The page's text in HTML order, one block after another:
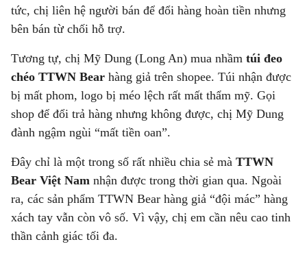
tức, chị liên hệ người bán để đổi hàng hoàn tiền nhưng
bên bán từ chối hỗ trợ.
Tương tự, chị Mỹ Dung (Long An) mua nhầm túi đeo
chéo TTWN Bear hàng giả trên shopee. Túi nhận được
bị mất phom, logo bị méo lệch rất mất thẩm mỹ. Gọi
shop để đổi trả hàng nhưng không được, chị Mỹ Dung
đành ngậm ngùi “mất tiền oan”.
Đây chỉ là một trong số rất nhiều chia sẻ mà TTWN
Bear Việt Nam nhận được trong thời gian qua. Ngoài
ra, các sản phẩm TTWN Bear hàng giả “đội mác” hàng
xách tay vẫn còn vô số. Vì vậy, chị em cần nêu cao tinh
thần cảnh giác tối đa.